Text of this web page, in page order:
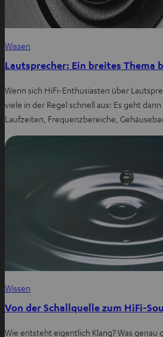
Wissen
Lautsprecher: Ein breites Thema
Wenn sich HiFi-Enthusiasten über
viele in der Regel schnell aus: Es geht
Laufzeiten, Frequenzbereiche,
Wissen
Von der Schallquelle zum HiFi-
Wie entsteht eigentlich Klang? Was genau